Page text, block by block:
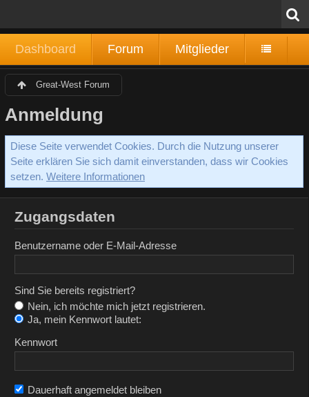
Dashboard Forum Mitglieder
Great-West Forum
Anmeldung
Diese Seite verwendet Cookies. Durch die Nutzung unserer
Seite erklären Sie sich damit einverstanden, dass wir Cookies
setzen. Weitere Informationen
Zugangsdaten
Benutzername oder E-Mail-Adresse
Sind Sie bereits registriert?
Nein, ich möchte mich jetzt registrieren.
Ja, mein Kennwort lautet:
Kennwort
Dauerhaft angemeldet bleiben